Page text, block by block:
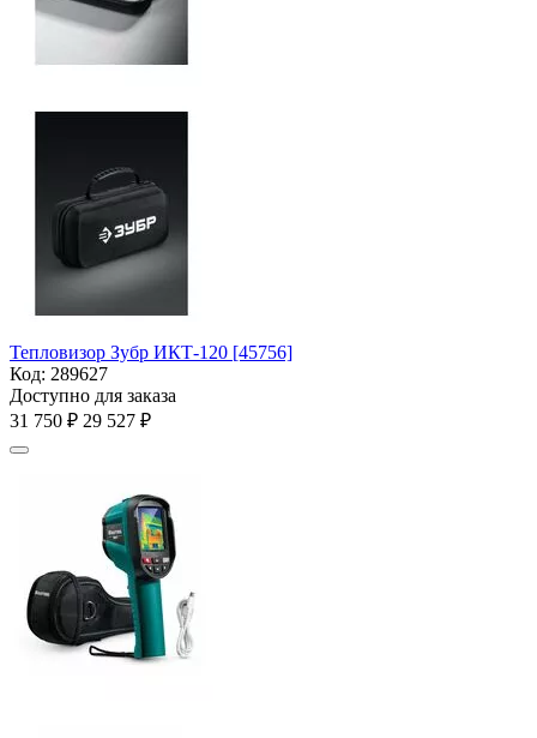
Тепловизор Зубр ИКТ-120 [45756]
Код: 289627
Доступно для заказа
31 750 ₽ 29 527 ₽